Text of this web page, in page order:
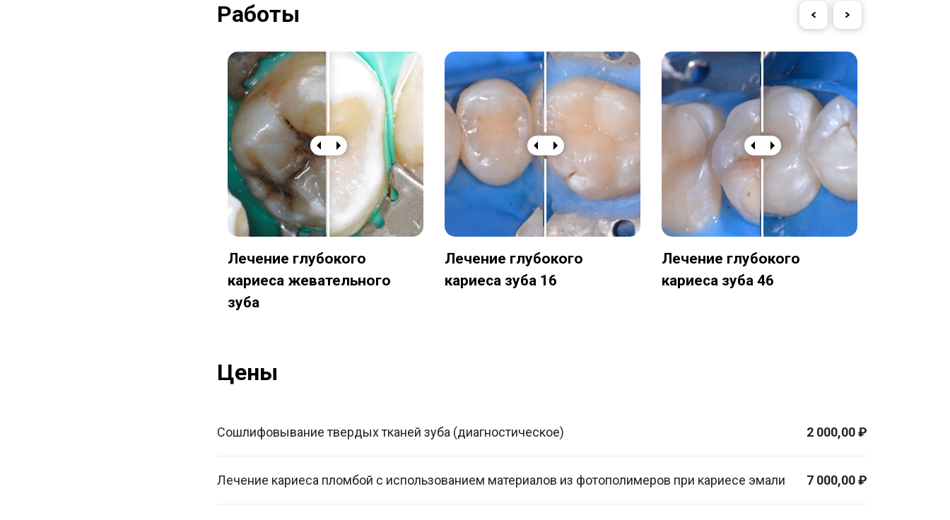
Работы
Лечение глубокого
кариеса жевательного
зуба
Лечение глубокого
кариеса зуба 16
Лечение глубокого
кариеса зуба 46
Цены
Сошлифовывание твердых тканей зуба (диагностическое) 2 000,00 ₽
Лечение кариеса пломбой с использованием материалов из фотополимеров при кариесе эмали 7 000,00 ₽